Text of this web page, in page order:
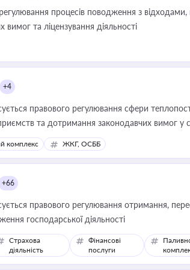
процесів поводження з
вимог та ліцензування діяльності
+4
правового регулювання сфери
та дотримання законодавчих вимог у
комплекс ЖКГ, ОСББ
+66
правового регулювання отримання,
господарської діяльності
Страхова
діяльність
Фінансові
послуги